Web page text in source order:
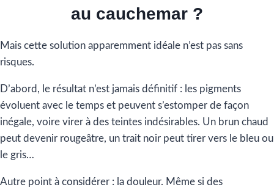
au cauchemar ?
Mais cette solution apparemment idéale n’est pas sans
risques.
D’abord, le résultat n’est jamais définitif : les pigments
évoluent avec le temps et peuvent s’estomper de façon
inégale, voire virer à des teintes indésirables. Un brun chaud
peut devenir rougeâtre, un trait noir peut tirer vers le bleu ou
le gris…
Autre point à considérer : la douleur. Même si des